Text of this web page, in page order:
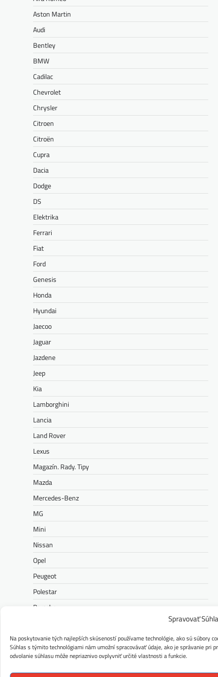
Spravovať
Na poskytovanie tých najlepších skúseností používame technológie, ako sú súbory
Súhlas s týmito technológiami nám umožní spracovávať údaje, ako je správanie pri
odvolanie súhlasu môže nepriaznivo ovplyvniť určité vlastnosti a funkcie.
Aston Martin
Audi
Bentley
BMW
Cadilac
Chevrolet
Chrysler
Citroen
Citroën
Cupra
Dacia
Dodge
DS
Elektrika
Ferrari
Fiat
Ford
Genesis
Honda
Hyundai
Jaecoo
Jaguar
Jazdene
Jeep
Kia
Lamborghini
Lancia
Land Rover
Lexus
Magazín. Rady. Tipy
Mazda
Mercedes-Benz
MG
Mini
Nissan
Opel
Peugeot
Polestar
Porsche
Range Rover
Renault